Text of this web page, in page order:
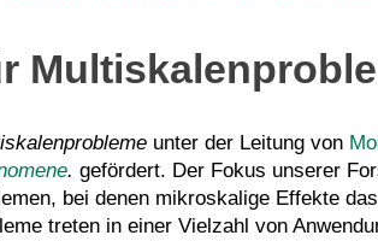
unter der Leitung von
. gefördert. Der Fokus unserer
bei denen mikroskalige Effekte
treten in einer Vielzahl von